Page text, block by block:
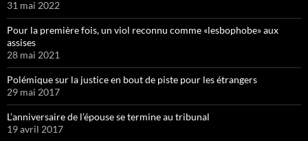
31 mai 2022
Pour la première fois, un viol reconnu comme «lesbophobe» aux
assises
28 mai 2021
Polémique sur la justice en bout de piste pour les étrangers
29 mai 2017
L’anniversaire de l’épouse se termine au tribunal
19 avril 2017